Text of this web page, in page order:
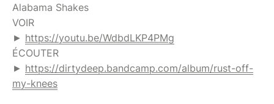
Alabama Shakes
VOIR
► https://youtu.be/WdbdLKP4PMg
ÉCOUTER
► https://dirtydeep.bandcamp.com/album/rust-off-
my-knees